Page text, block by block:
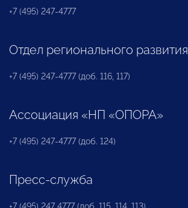
+7 (495) 247-4777
Отдел регионального развития
+7 (495) 247-4777 (доб. 116, 117)
Ассоциация «НП «ОПОРА»
+7 (495) 247-4777 (доб. 124)
Пресс-служба